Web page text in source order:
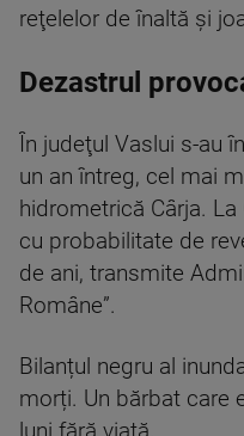
reţelelor de înaltă şi
Dezastrul
În judeţul Vaslui s-au
un an întreg, cel mai
hidrometrică Cârja.
cu probabilitate de
de ani, transmite
Române”.
Bilanțul negru al
morți. Un bărbat care